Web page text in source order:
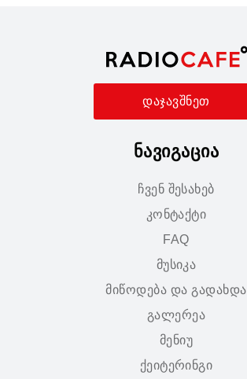
დაჯავშნეთ
ნავიგაცია
ჩვენ შესახებ
კონტაქტი
FAQ
მუსიკა
მიწოდება და გადახდა
გალერეა
მენიუ
ქეიტერინგი